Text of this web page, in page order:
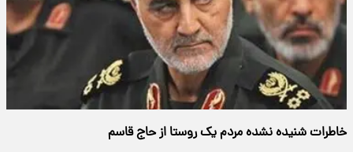
خاطرات شنیده نشده مردم یک روستا از حاج قاسم